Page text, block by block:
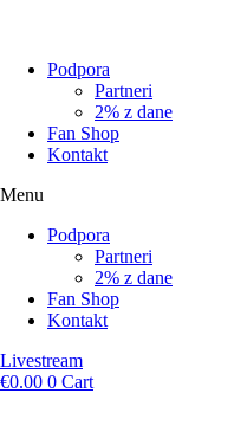
Podpora
Partneri
2% z dane
Fan Shop
Kontakt
Menu
Podpora
Partneri
2% z dane
Fan Shop
Kontakt
Livestream
€0.00 0 Cart